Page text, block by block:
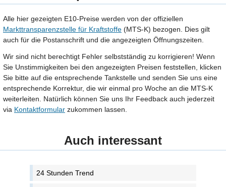
Alle hier gezeigten E10-Preise werden von der offiziellen
Markttransparenzstelle für Kraftstoffe (MTS-K) bezogen. Dies gilt
auch für die Postanschrift und die angezeigten Öffnungszeiten.
Wir sind nicht berechtigt Fehler selbstständig zu korrigieren! Wenn
Sie Unstimmigkeiten bei den angezeigten Preisen feststellen, klicken
Sie bitte auf die entsprechende Tankstelle und senden Sie uns eine
entsprechende Korrektur, die wir einmal pro Woche an die MTS-K
weiterleiten. Natürlich können Sie uns Ihr Feedback auch jederzeit
via Kontaktformular zukommen lassen.
Auch interessant
24 Stunden Trend